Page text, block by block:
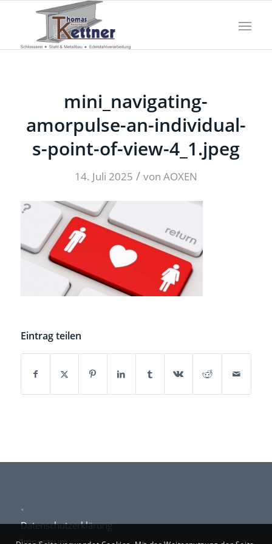
mini_navigating-
amorpulse-an-individual-
s-point-of-view-4_1.jpeg
14. Juli 2025 / von AOXEN
Eintrag teilen
.
Datenschutzerklärung